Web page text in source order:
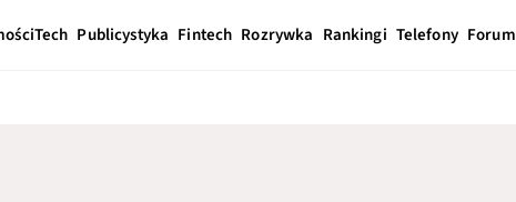
Tech Publicystyka Fintech Rozrywka Rankingi Telefony Forum